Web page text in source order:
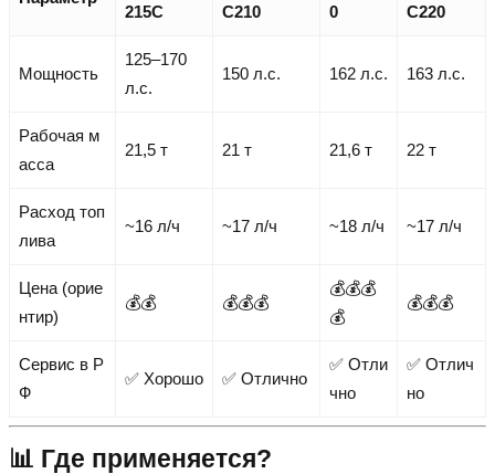
215C C210 0 C220
Мощность
125–170
л.с.
150 л.с. 162 л.с. 163 л.с.
Рабочая м
асса
21,5 т 21 т 21,6 т 22 т
Расход топ
лива
~16 л/ч ~17 л/ч ~18 л/ч ~17 л/ч
Цена (орие
нтир)
💰💰 💰💰💰
💰💰💰
💰
💰💰💰
Сервис в Р
Ф
✅ Хорошо ✅ Отлично
✅ Отли
чно
✅ Отлич
но
📊 Где применяется?